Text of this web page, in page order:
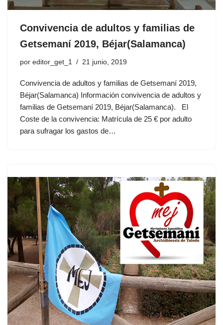
Convivencia de adultos y familias de
Getsemaní 2019, Béjar(Salamanca)
por editor_get_1 21 junio, 2019
Convivencia de adultos y familias de Getsemaní 2019,
Béjar(Salamanca) Información convivencia de adultos y
familias de Getsemaní 2019, Béjar(Salamanca). El
Coste de la convivencia: Matrícula de 25 € por adulto
para sufragar los gastos de…